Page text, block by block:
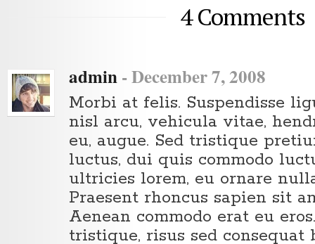
4 Comments
admin-December 7, 2008
Morbi at felis. Suspendisse
nisl arcu, vehicula vitae,
eu, augue. Sed tristique
luctus, dui quis commodo
ultricies lorem, eu ornare
Praesent rhoncus sapien sit
Aenean commodo erat eu
tristique, risus sed consequat